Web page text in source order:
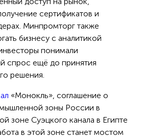
сертификатов и
Минпромторг также
бизнесу с аналитикой
понимали
спрос ещё до принятия
решения.
«Монокль», соглашение о
зоны России в
зоне Суэцкого канала в Египте
в этой зоне станет мостом